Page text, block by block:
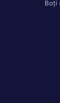
Boți